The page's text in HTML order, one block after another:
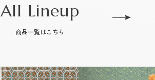
All Lineup
商品一覧はこちら